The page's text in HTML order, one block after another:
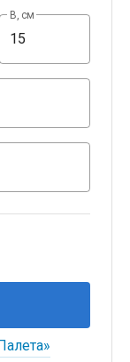
В, см